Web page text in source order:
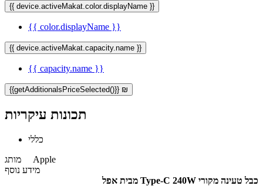
{{ device.activeMakat.color.displayName }}
{{ color.displayName }}
{{ device.activeMakat.capacity.name }}
{{ capacity.name }}
{{getAdditionalsPriceSelected()}} ₪
תכונות עיקריות
כללי
מותג Apple
מידע נוסף
כבל טעינה מקורי Type-C 240W מבית אפל